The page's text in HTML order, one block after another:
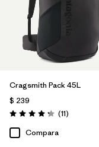
Cragsmith Pack 45L
$ 239
Valoración: 4.3 / 5
(11)
Compara